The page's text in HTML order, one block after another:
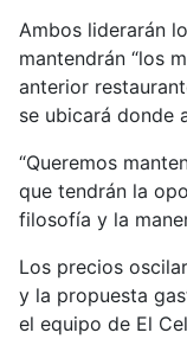
Ambos liderarán
mantendrán “los
anterior
se ubicará donde
“Queremos
que tendrán la
filosofía y la
Los precios
y la propuesta
el equipo de El